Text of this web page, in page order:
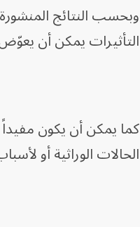
وبحسب النتائج
التأثيرات يمكن أن
كما يمكن أن يكون
الحالات الوراثية أو